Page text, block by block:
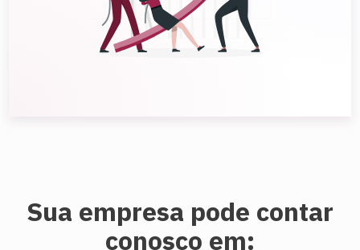
Sua empresa pode contar
conosco em: